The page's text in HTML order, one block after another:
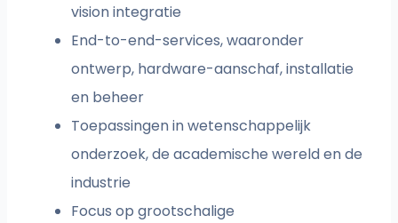
vision integratie
End-to-end-services, waaronder
ontwerp, hardware-aanschaf, installatie
en beheer
Toepassingen in wetenschappelijk
onderzoek, de academische wereld en de
industrie
Focus op grootschalige